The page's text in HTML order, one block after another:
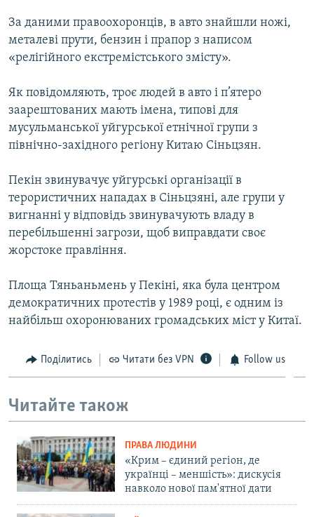
За даними правоохоронців, в авто знайшли ножі,
металеві прути, бензин і прапор з написом
«релігійного екстремістського змісту».
Як повідомляють, троє людей в авто і п’ятеро
заарештованих мають імена, типові для
мусульманської уйгурської етнічної групи з
північно-західного регіону Китаю Сіньцзян.
Пекін звинувачує уйгурські організації в
терористичних нападах в Сіньцзяні, але групи у
вигнанні у відповідь звинувачують владу в
перебільшенні загрози, щоб виправдати своє
жорстоке правління.
Площа Тяньаньмень у Пекіні, яка була центром
демократичних протестів у 1989 році, є одним із
найбільш охоронюваних громадських міст у Китаї.
Поділитись Читати без VPN Follow us
Читайте також
ПРАВА ЛЮДИНИ
«Крим – єдиний регіон, де
українці – меншість»: дискусія
навколо нової пам'ятної дати